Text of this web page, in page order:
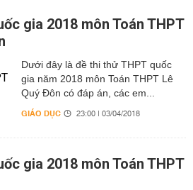
gia 2018 môn Toán THPT
Dưới đây là đề thi thử THPT quốc
gia năm 2018 môn Toán THPT Lê
Quý Đôn có đáp án, các em...
GIÁO DỤC 23:00 | 03/04/2018
gia 2018 môn Toán THPT